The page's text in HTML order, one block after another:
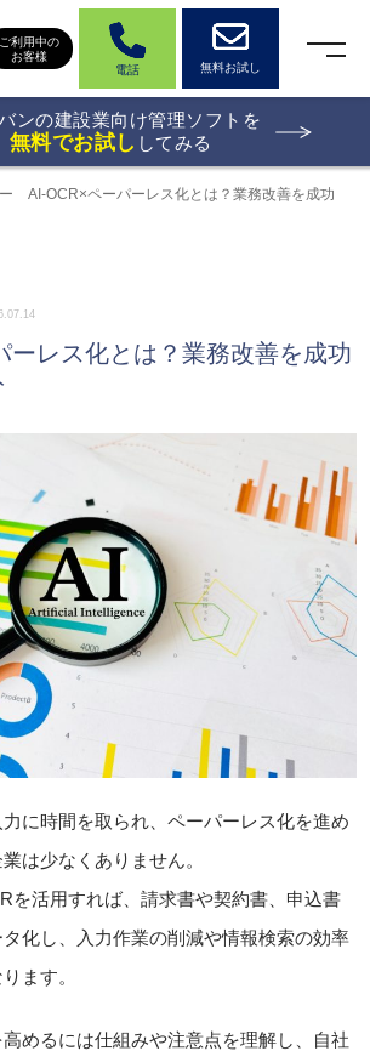
ご利用中の
お客様
電話
無料お試し
ンの建設業向け管理ソフトを
無料でお試し してみる
AI-OCR×ペーパーレス化とは？業務改善を成功
ーレス化とは？業務改善を成功
に時間を取られ、ペーパーレス化を進め
は少なくありません。
を活用すれば、請求書や契約書、申込書
化し、入力作業の削減や情報検索の効率
ます。
めるには仕組みや注意点を理解し、自社